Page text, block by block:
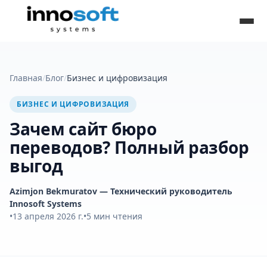
Главная/Блог/Бизнес и цифровизация
БИЗНЕС И ЦИФРОВИЗАЦИЯ
Зачем сайт бюро
переводов? Полный разбор
выгод
Azimjon Bekmuratov — Технический руководитель
Innosoft Systems
•13 апреля 2026 г.•5 мин чтения